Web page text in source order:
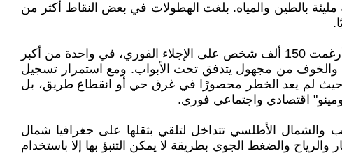
بالطين والمياه. بلغت الهطولات في بعض النقاط أكثر من
القوة المائية الناتجة عن هذا التغير الجوي لم تكتفِ بتدمير الممتلكات، بل ضربت في العمق الإنساني والاقتصادي؛ فقد أرغمت 150 ألف شخص على الإجلاء الفوري، في واحدة من أكبر
والخوف من مجهول يتدفق تحت الأبواب. ومع استمرار تسجيل
حيث لم يعد الخطر محصورًا في غرق حي أو انقطاع طريق، بل
اقتصادي واجتماعي فوري.
الأطلسي تتداخل لتلقي بثقلها على جغرافيا شمال
والرياح والضغط الجوي بطريقة لا يمكن التنبؤ بها إلا باستخدام